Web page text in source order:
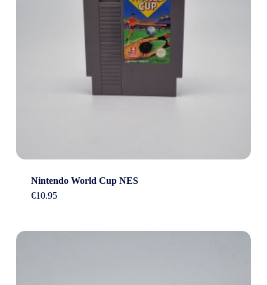
Nintendo World Cup NES
€10.95